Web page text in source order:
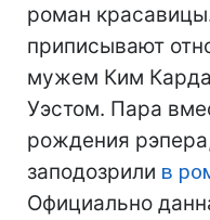
роман
приписывают
мужем Ким
Уэстом. Пара
рождения
заподозрили в
Официально